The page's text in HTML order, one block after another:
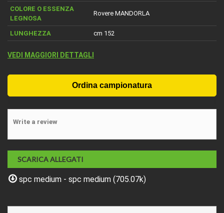
COLORE O ESSENZA
LEGNOSA
Rovere MANDORLA
LUNGHEZZA cm 152
VEDI MAGGIORI DETTAGLI
Write a review
SCARICA ALLEGATI
spc medium - spc medium (705.07k)